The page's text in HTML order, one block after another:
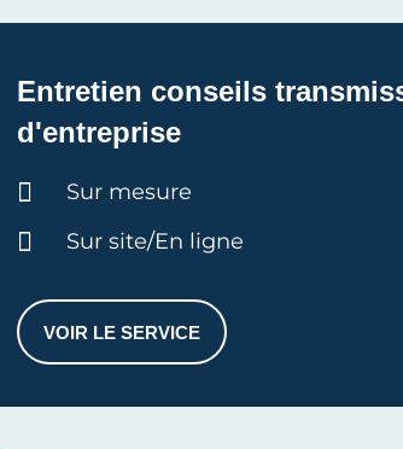
Entretien conseils
d'entreprise
Durée :
Sur mesure
Sur site/En ligne
VOIR LE SERVICEENTRETIEN CONSEILS